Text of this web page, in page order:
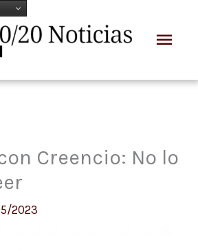
Creencio: No lo
2023